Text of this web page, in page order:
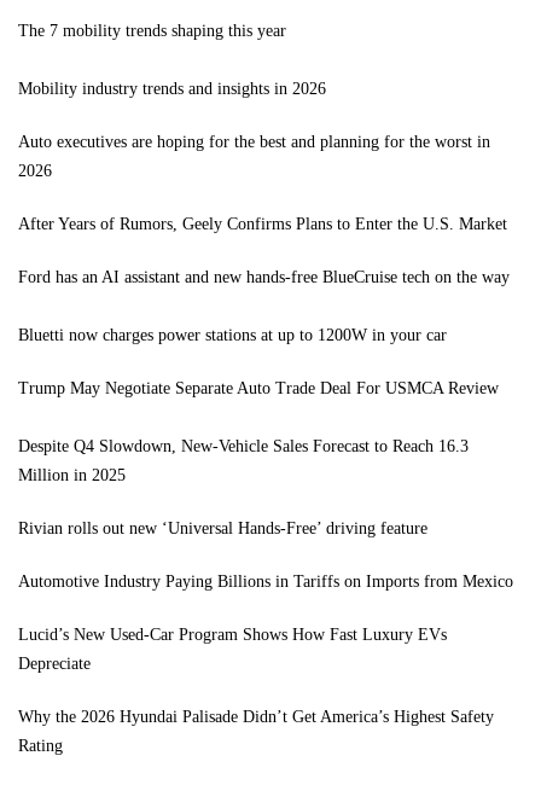
The 7 mobility trends shaping this year
Mobility industry trends and insights in 2026
Auto executives are hoping for the best and planning for the worst in
2026
After Years of Rumors, Geely Confirms Plans to Enter the U.S. Market
Ford has an AI assistant and new hands-free BlueCruise tech on the way
Bluetti now charges power stations at up to 1200W in your car
Trump May Negotiate Separate Auto Trade Deal For USMCA Review
Despite Q4 Slowdown, New-Vehicle Sales Forecast to Reach 16.3
Million in 2025
Rivian rolls out new ‘Universal Hands-Free’ driving feature
Automotive Industry Paying Billions in Tariffs on Imports from Mexico
Lucid’s New Used-Car Program Shows How Fast Luxury EVs
Depreciate
Why the 2026 Hyundai Palisade Didn’t Get America’s Highest Safety
Rating